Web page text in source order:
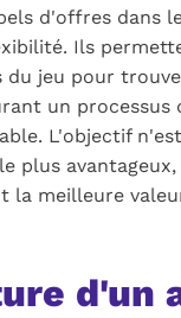
d'offres dans
Ils
du jeu pour
un processus
L'objectif
plus
la meilleure
d'un